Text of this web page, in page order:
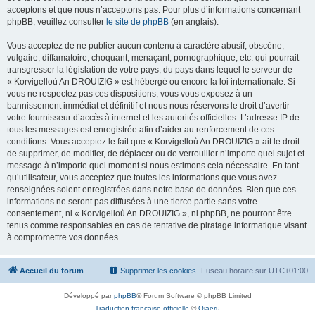
acceptons et que nous n’acceptons pas. Pour plus d’informations concernant
phpBB, veuillez consulter le site de phpBB (en anglais).
Vous acceptez de ne publier aucun contenu à caractère abusif, obscène,
vulgaire, diffamatoire, choquant, menaçant, pornographique, etc. qui pourrait
transgresser la législation de votre pays, du pays dans lequel le serveur de
« Korvigelloù An DROUIZIG » est hébergé ou encore la loi internationale. Si
vous ne respectez pas ces dispositions, vous vous exposez à un
bannissement immédiat et définitif et nous nous réservons le droit d’avertir
votre fournisseur d’accès à internet et les autorités officielles. L’adresse IP de
tous les messages est enregistrée afin d’aider au renforcement de ces
conditions. Vous acceptez le fait que « Korvigelloù An DROUIZIG » ait le droit
de supprimer, de modifier, de déplacer ou de verrouiller n’importe quel sujet et
message à n’importe quel moment si nous estimons cela nécessaire. En tant
qu’utilisateur, vous acceptez que toutes les informations que vous avez
renseignées soient enregistrées dans notre base de données. Bien que ces
informations ne seront pas diffusées à une tierce partie sans votre
consentement, ni « Korvigelloù An DROUIZIG », ni phpBB, ne pourront être
tenus comme responsables en cas de tentative de piratage informatique visant
à compromettre vos données.
Accueil du forum Fuseau horaire sur UTC+01:00
Supprimer les cookies
Développé parphpBB® Forum Software © phpBB Limited
Traduction française officielle ©Qiaeru